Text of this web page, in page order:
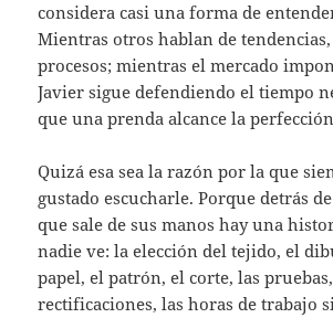
considera casi una forma de
Mientras otros hablan de
procesos; mientras el mercado
Javier sigue defendiendo el tiempo
que una prenda alcance la
Quizá esa sea la razón por la que
gustado escucharle. Porque detrás
que sale de sus manos hay una
nadie ve: la elección del tejido, el
papel, el patrón, el corte, las
rectificaciones, las horas de trabajo